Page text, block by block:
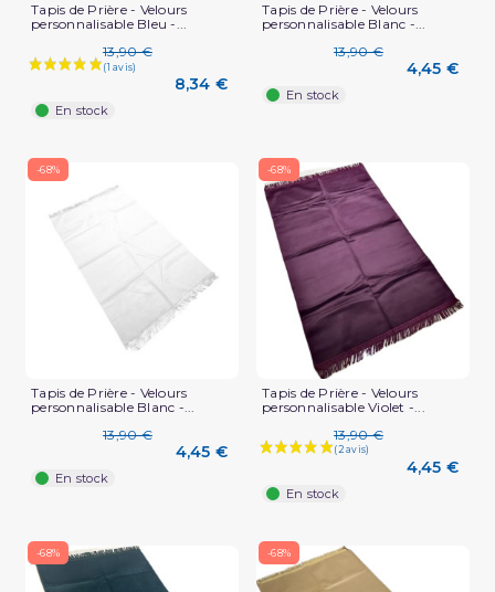
(5 avis)
Tapis de Prière - Velours
personnalisable Bleu -...
13,90 €
8,34 €
En stock
Tapis de Prière - Velours
personnalisable Blanc -...
13,90 €
4,45 €
En stock
-68%
Tapis de Prière - Velours
personnalisable Blanc -...
13,90 €
4,45 €
En stock
-68%
Tapis de Prière - Velours
personnalisable Violet -...
13,90 €
4,45 €
En stock
-68% -68%